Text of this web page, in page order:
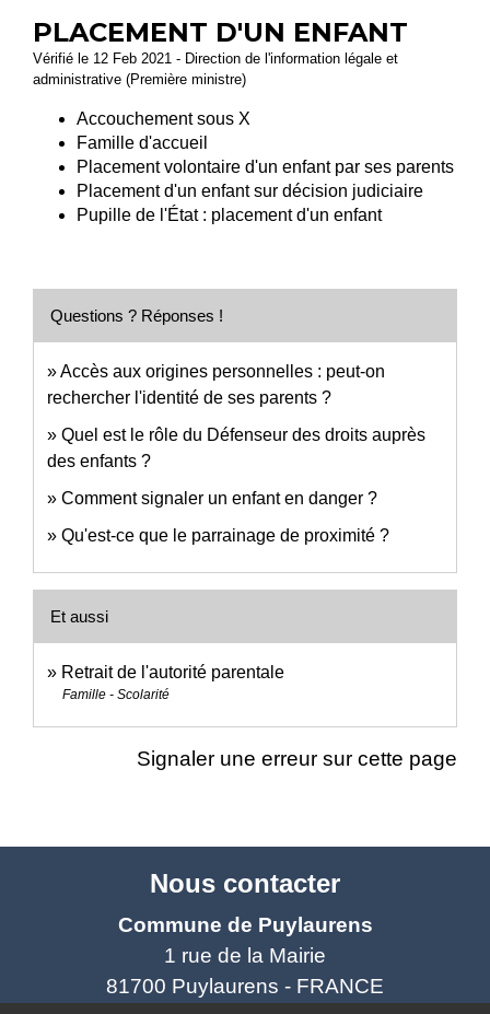
PLACEMENT D'UN ENFANT
Vérifié le 12 Feb 2021 - Direction de l'information légale et
administrative (Première ministre)
Accouchement sous X
Famille d'accueil
Placement volontaire d'un enfant par ses parents
Placement d'un enfant sur décision judiciaire
Pupille de l'État : placement d'un enfant
Questions ? Réponses !
Accès aux origines personnelles : peut-on
rechercher l'identité de ses parents ?
Quel est le rôle du Défenseur des droits auprès
des enfants ?
Comment signaler un enfant en danger ?
Qu'est-ce que le parrainage de proximité ?
Et aussi
Retrait de l'autorité parentale
Famille - Scolarité
Signaler une erreur sur cette page
Nous contacter
Commune de Puylaurens
1 rue de la Mairie
81700 Puylaurens - FRANCE